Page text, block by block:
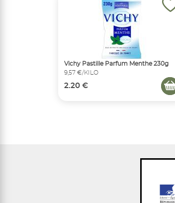
Vichy Pastille Parfum Menthe 230g
9,57 €/KILO
2.20 €